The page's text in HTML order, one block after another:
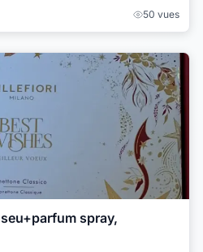
50 vues
spray,